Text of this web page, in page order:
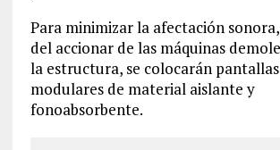
Para minimizar la afectación
del accionar de las máquinas
la estructura, se colocarán
modulares de material aislante y
fonoabsorbente.